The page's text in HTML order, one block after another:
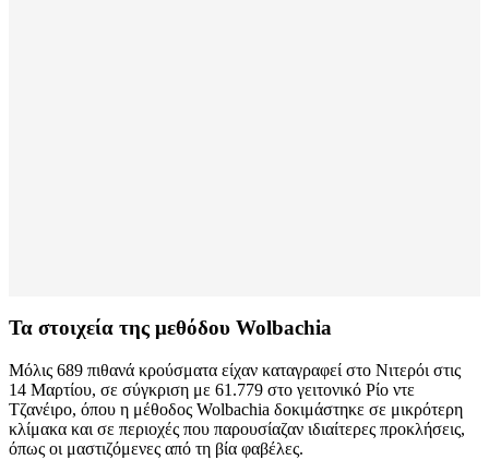
Τα στοιχεία της μεθόδου Wolbachia
Μόλις 689 πιθανά κρούσματα είχαν καταγραφεί στο Νιτερόι στις
14 Μαρτίου, σε σύγκριση με 61.779 στο γειτονικό Ρίο ντε
Τζανέιρο, όπου η μέθοδος Wolbachia δοκιμάστηκε σε μικρότερη
κλίμακα και σε περιοχές που παρουσίαζαν ιδιαίτερες προκλήσεις,
όπως οι μαστιζόμενες από τη βία φαβέλες.